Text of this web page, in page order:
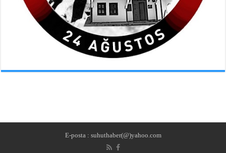
E-posta : suhuthaber(@)yahoo.com